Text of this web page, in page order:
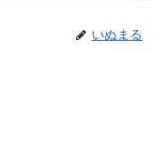
いぬまる